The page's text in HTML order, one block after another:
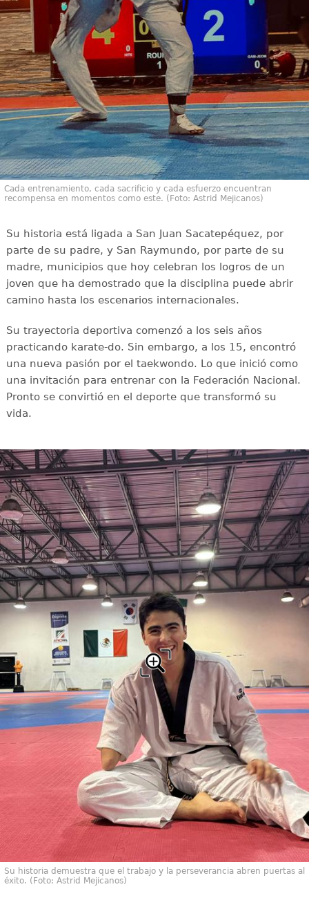
Cada entrenamiento, cada sacrificio y cada esfuerzo encuentran
recompensa en momentos como este. (Foto: Astrid Mejicanos)
Su historia está ligada a San Juan Sacatepéquez, por
parte de su padre, y San Raymundo, por parte de su
madre, municipios que hoy celebran los logros de un
joven que ha demostrado que la disciplina puede abrir
camino hasta los escenarios internacionales.
Su trayectoria deportiva comenzó a los seis años
practicando karate-do. Sin embargo, a los 15, encontró
una nueva pasión por el taekwondo. Lo que inició como
una invitación para entrenar con la Federación Nacional.
Pronto se convirtió en el deporte que transformó su
vida.
Su historia demuestra que el trabajo y la perseverancia abren puertas al
éxito. (Foto: Astrid Mejicanos)